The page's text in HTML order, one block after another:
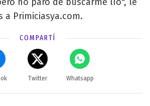
a Primiciasya.com.
COMPARTÍ
Twitter Whatsapp